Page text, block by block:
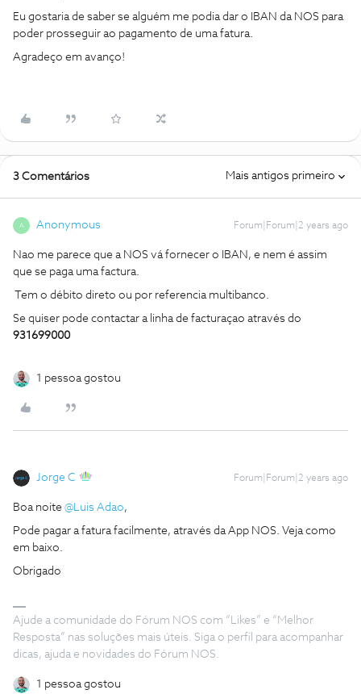
Eu gostaria de saber se alguém me podia dar o IBAN da NOS para
poder prosseguir ao pagamento de uma fatura.
Agradeço em avanço!
3 Comentários Mais antigos primeiro
A Anonymous Forum|Forum|2 years ago
Nao me parece que a NOS vá fornecer o IBAN, e nem é assim
que se paga uma factura.
Tem o débito direto ou por referencia multibanco.
Se quiser pode contactar a linha de facturaçao através do
931699000
1 pessoa gostou
Jorge C Forum|Forum|2 years ago
Boa noite @Luis Adao,
Pode pagar a fatura facilmente, através da App NOS. Veja como
em baixo.
Obrigado
Ajude a comunidade do Fórum NOS com “Likes” e “Melhor
Resposta” nas soluções mais úteis. Siga o perfil para acompanhar
dicas, ajuda e novidades do Fórum NOS.
1 pessoa gostou